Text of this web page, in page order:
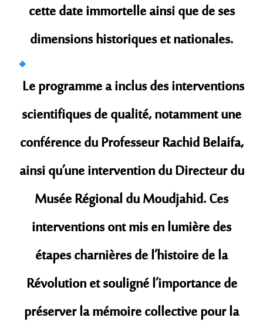
cette date immortelle ainsi que de ses
dimensions historiques et nationales.
Le programme a inclus des interventions
scientifiques de qualité, notamment une
conférence du Professeur Rachid Belaifa,
ainsi qu’une intervention du Directeur du
Musée Régional du Moudjahid. Ces
interventions ont mis en lumière des
étapes charnières de l’histoire de la
Révolution et souligné l’importance de
préserver la mémoire collective pour la